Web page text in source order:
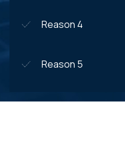
Reason 4
Reason 5